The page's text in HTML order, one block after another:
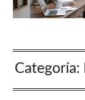
Categoría: